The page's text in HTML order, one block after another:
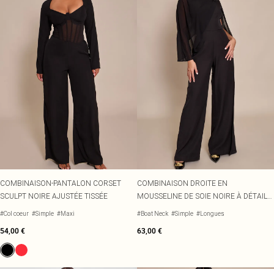
COMBINAISON-PANTALON CORSET
SCULPT NOIRE AJUSTÉE TISSÉE
#Col coeur #Simple #Maxi
54,00 €
COMBINAISON DROITE EN
MOUSSELINE DE SOIE NOIRE À DÉTAIL
CAPE
#Boat Neck #Simple #Longues
63,00 €